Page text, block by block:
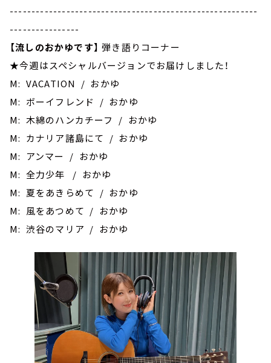
---------------------------------------------------------
----------------
【流しのおかゆです】 弾き語りコーナー
★今週はスペシャルバージョンでお届けしました！
M: VACATION / おかゆ
M: ボーイフレンド / おかゆ
M: 木綿のハンカチーフ / おかゆ
M: カナリア諸島にて / おかゆ
M: アンマー / おかゆ
M: 全力少年 / おかゆ
M: 夏をあきらめて / おかゆ
M: 風をあつめて / おかゆ
M: 渋谷のマリア / おかゆ